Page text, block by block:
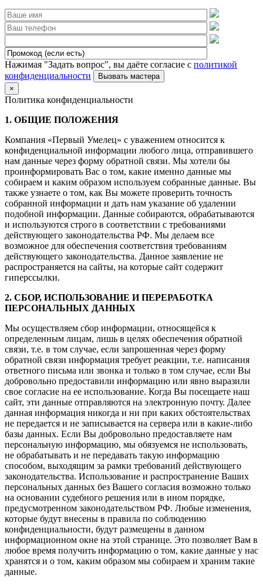
Нажимая "Задать вопрос", вы даёте согласие с политикой
конфиденциальности
×
Политика конфиденциальности
1. ОБЩИЕ ПОЛОЖЕНИЯ
Компания «Первый Умелец» с уважением относится к
конфиденциальной информации любого лица, отправившего
нам данные через форму обратной связи. Мы хотели бы
проинформировать Вас о том, какие именно данные мы
собираем и каким образом используем собранные данные. Вы
также узнаете о том, как Вы можете проверить точность
собранной информации и дать нам указание об удалении
подобной информации. Данные собираются, обрабатываются
и используются строго в соответствии с требованиями
действующего законодательства РФ. Мы делаем все
возможное для обеспечения соответствия требованиям
действующего законодательства. Данное заявление не
распространяется на сайты, на которые сайт содержит
гиперссылки.
2. СБОР, ИСПОЛЬЗОВАНИЕ И ПЕРЕРАБОТКА
ПЕРСОНАЛЬНЫХ ДАННЫХ
Мы осуществляем сбор информации, относящейся к
определенным лицам, лишь в целях обеспечения обратной
связи, т.е. в том случае, если запрошенная через форму
обратной связи информация требует реакции, т.е. написания
ответного письма или звонка и только в том случае, если Вы
добровольно предоставили информацию или явно выразили
свое согласие на ее использование. Когда Вы посещаете наш
сайт, эти данные отправляются на электронную почту. Далее
данная информация никогда и ни при каких обстоятельствах
не передается и не записывается на сервера или в какие-либо
базы данных. Если Вы добровольно предоставляете нам
персональную информацию, мы обязуемся не использовать,
не обрабатывать и не передавать такую информацию
способом, выходящим за рамки требований действующего
законодательства. Использование и распространение Ваших
персональных данных без Вашего согласия возможно только
на основании судебного решения или в ином порядке,
предусмотренном законодательством РФ. Любые изменения,
которые будут внесены в правила по соблюдению
конфиденциальности, будут размещены в данном
информационном окне на этой странице. Это позволяет Вам в
любое время получить информацию о том, какие данные у нас
хранятся и о том, каким образом мы собираем и храним такие
данные.